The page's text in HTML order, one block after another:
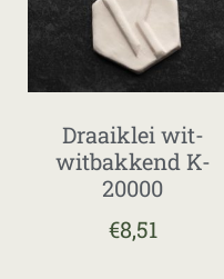
Draaiklei wit-
witbakkend K-
20000
€8,51